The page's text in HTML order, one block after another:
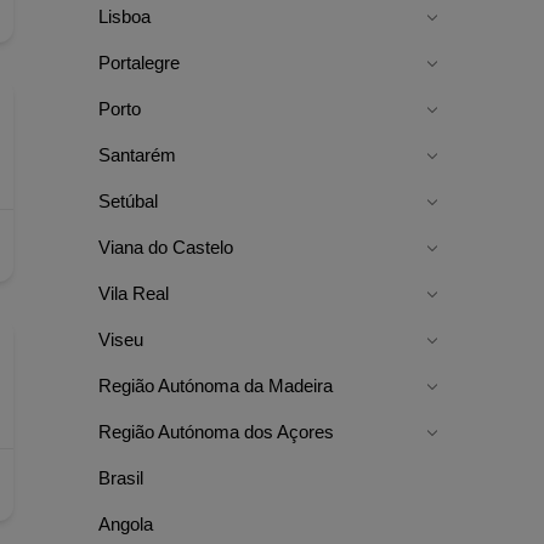
Lisboa
Portalegre
Porto
Santarém
Setúbal
Viana do Castelo
Vila Real
Viseu
Região Autónoma da Madeira
Região Autónoma dos Açores
Brasil
Angola